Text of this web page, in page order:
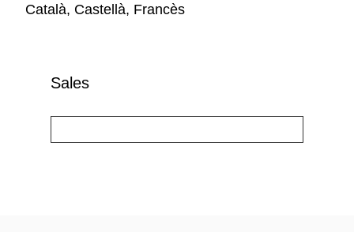
Català, Castellà, Francès
Sales